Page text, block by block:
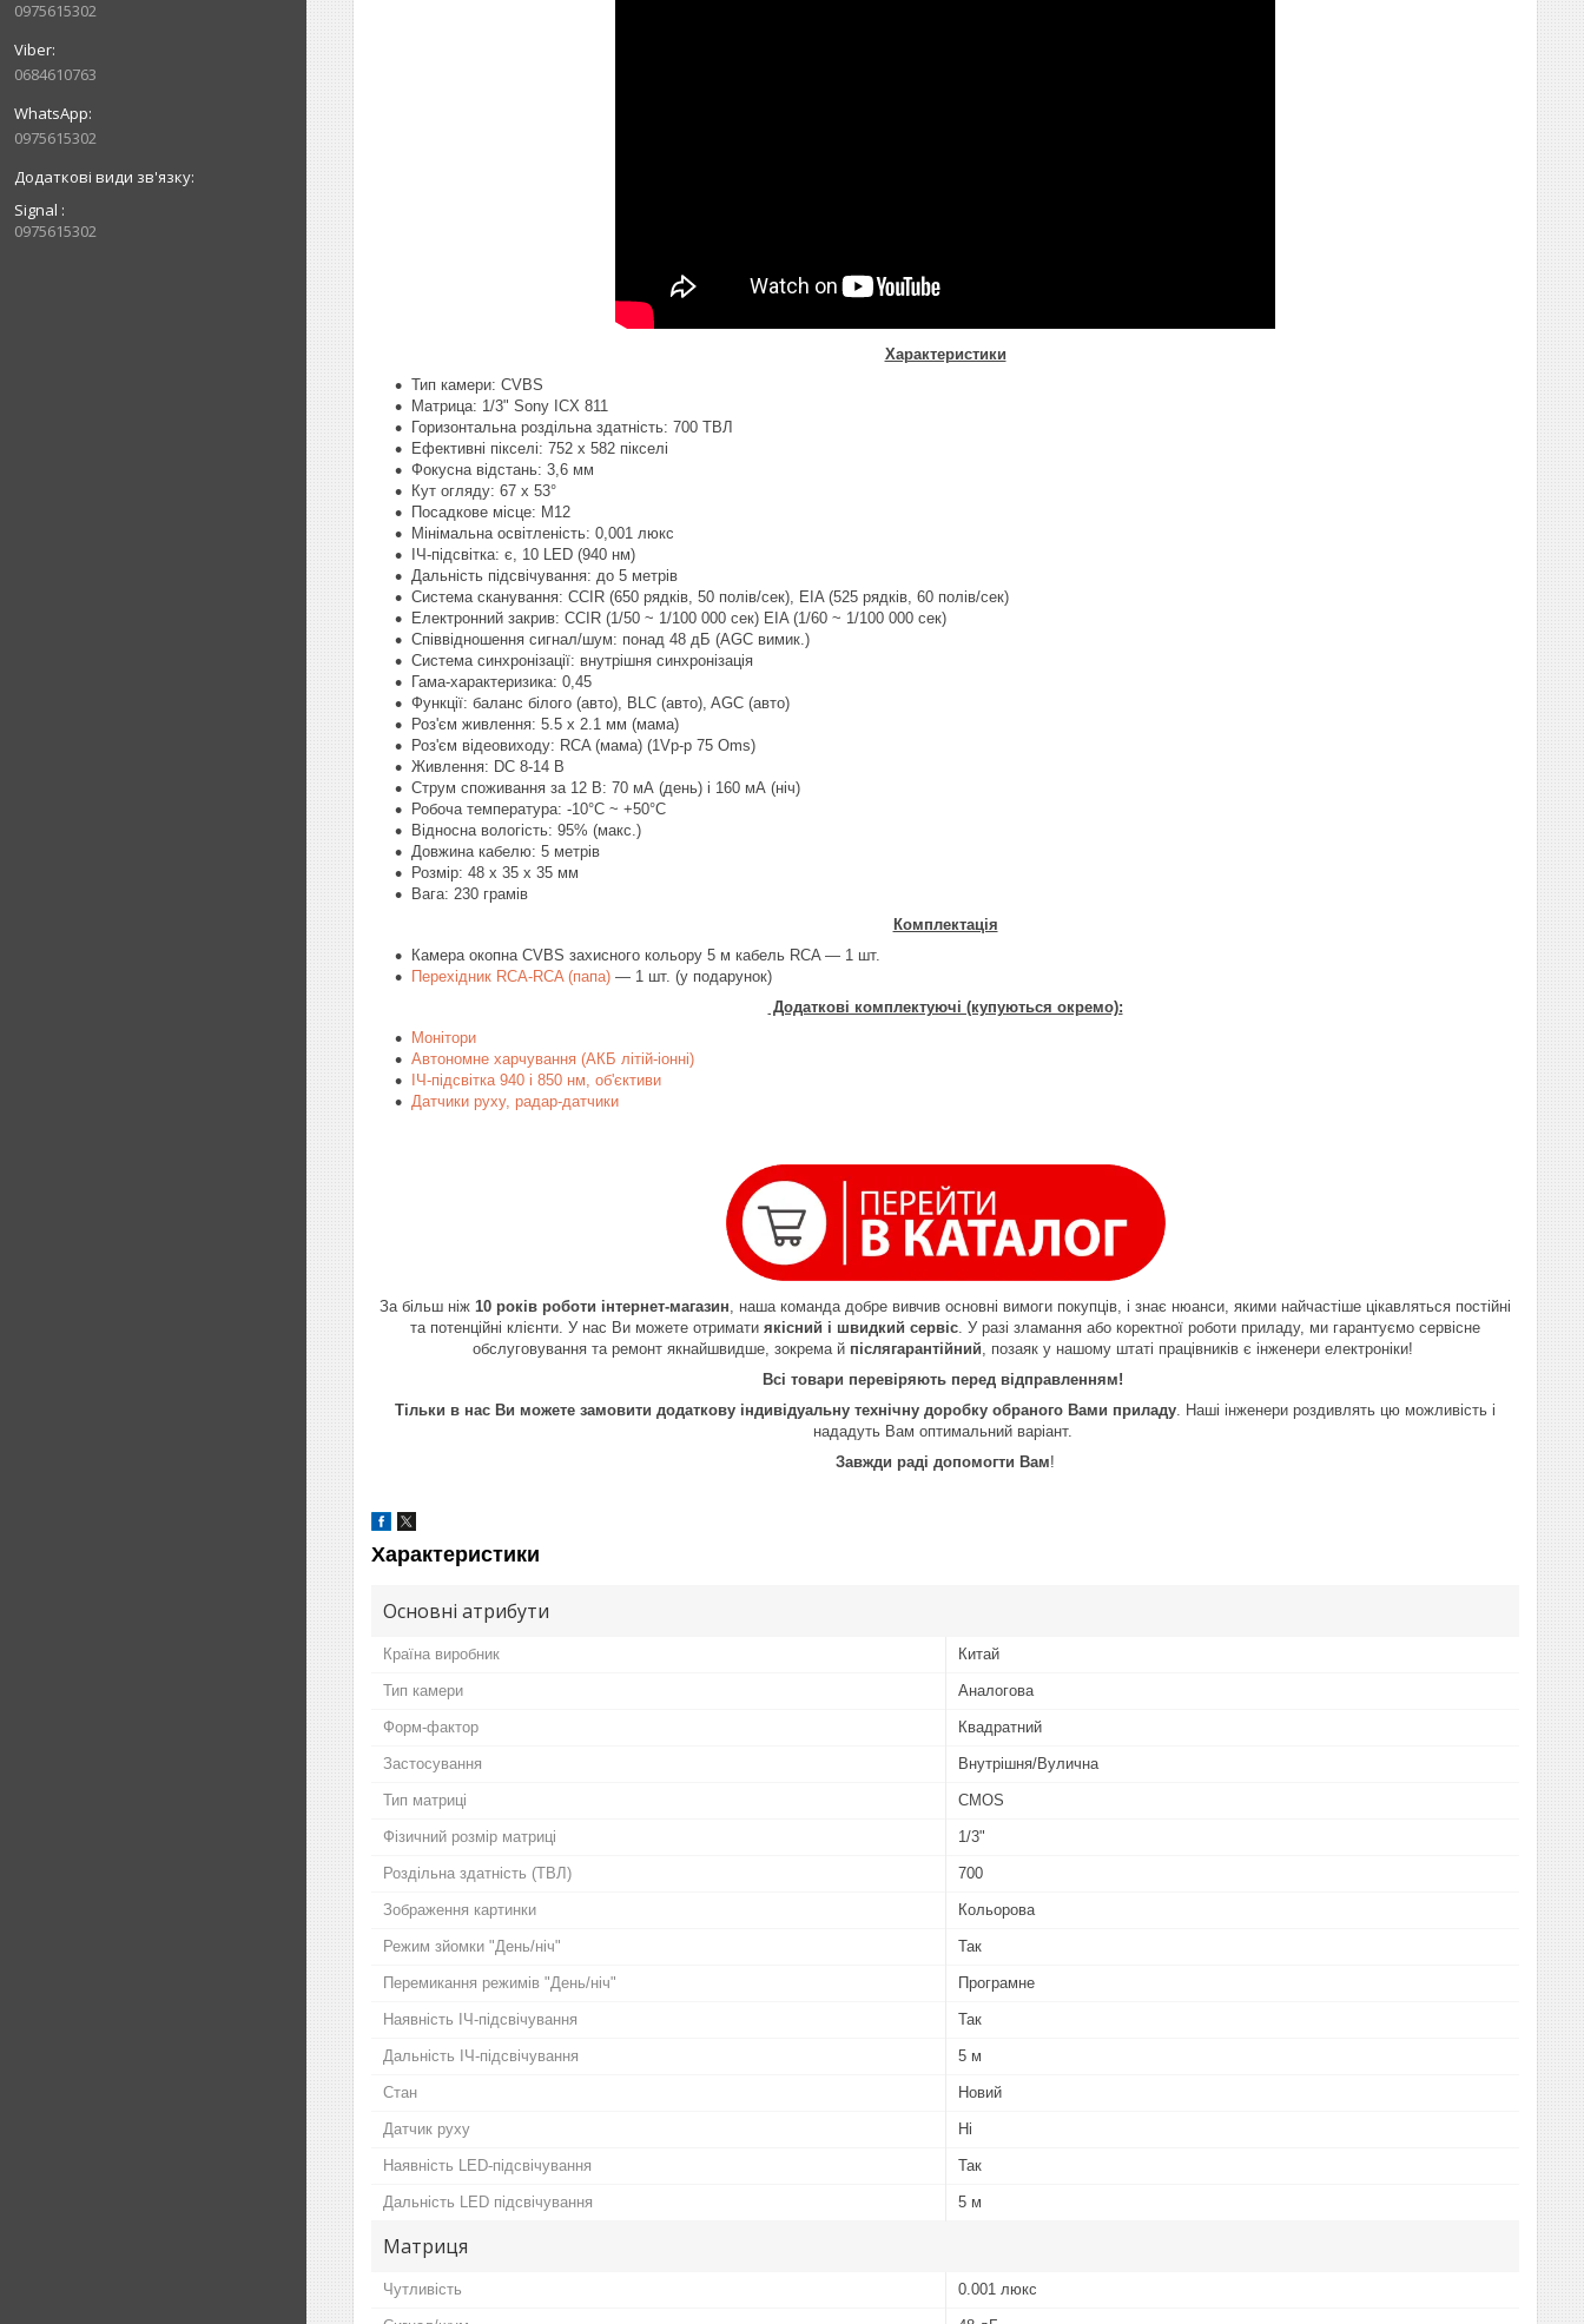
0975615302
0684610763
0975615302
Signal
0975615302
Характеристики
Тип камери: CVBS
Матрица: 1/3" Sony ICX 811
Горизонтальна роздільна здатність: 700 ТВЛ
Ефективні пікселі: 752 х 582 пікселі
Фокусна відстань: 3,6 мм
Кут огляду: 67 x 53°
Посадкове місце: M12
Мінімальна освітленість: 0,001 люкс
ІЧ-підсвітка: є, 10
LED (940 нм)
Дальність підсвічування: до 5 метрів
Система сканування: CCIR (650 рядків, 50 полів/сек), EIA (525 рядків, 60 полів/сек)
Електронний закрив: CCIR (1/50 ~ 1/100 000 сек) EIA (1/60 ~ 1/100 000 сек)
Співвідношення сигнал/шум: понад 48 дБ (AGC вимик.)
Система синхронізації: внутрішня синхронізація
Гама-характеризика: 0,45
Функції: баланс білого (авто), BLC (авто), AGC (авто)
Роз'єм живлення: 5.5 х 2.1 мм (мама)
Роз'єм відеовиходу: RCA (мама) (1Vp-p 75 Oms)
Живлення: DC 8-14 В
Струм споживання за 12 В: 70 мА (день) і 160 мА (ніч)
Робоча температура: -10°C ~ +50°C
Відносна вологість: 95% (макс.)
Довжина кабелю: 5 метрів
Розмір: 48 х 35 х 35 мм
Вага: 230 грамів
Комплектація
Камера окопна CVBS захисного кольору 5 м кабель RCA — 1 шт.
Перехідник RCA-RCA (папа) — 1 шт. (у подарунок)
Додаткові комплектуючі (купуються окремо):
Монітори
Автономне харчування (АКБ літій-іонні)
ІЧ-підсвітка 940 і 850 нм, об'єктиви
Датчики руху, радар-датчики
За більш ніж 10 років роботи інтернет-магазин , наша команда добре вивчив основні вимоги покупців, і знає нюанси, якими найчастіше цікавляться постійні
та потенційні клієнти. У нас Ви можете отримати якісний і швидкий сервіс . У разі зламання або коректної роботи приладу, ми гарантуємо сервісне
обслуговування та ремонт якнайшвидше, зокрема й післягарантійний , позаяк у нашому штаті працівників є інженери електроніки!
Всі товари перевіряють перед відправленням!
Тільки в нас Ви можете замовити додаткову індивідуальну технічну доробку обраного Вами приладу . Наші інженери роздивлять цю можливість і
нададуть Вам оптимальний варіант.
Завжди раді допомогти Вам!
Характеристики
Основні атрибути
Країна виробник Китай
Тип камери Аналогова
Форм-фактор Квадратний
Застосування Внутрішня/Вулична
Тип матриці CMOS
Фізичний розмір матриці 1/3"
Роздільна здатність (ТВЛ) 700
Зображення картинки Кольорова
Режим зйомки "День/ніч" Так
Перемикання режимів "День/ніч" Програмне
Наявність ІЧ-підсвічування Так
Дальність ІЧ-підсвічування 5 м
Стан Новий
Датчик руху Ні
Наявність LED-підсвічування Так
Дальність LED підсвічування 5 м
Матриця
Чутливість 0.001 люкс